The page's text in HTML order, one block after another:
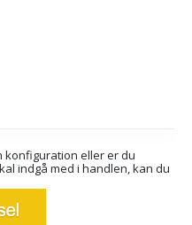
eller er du
indgå med i handlen, kan du